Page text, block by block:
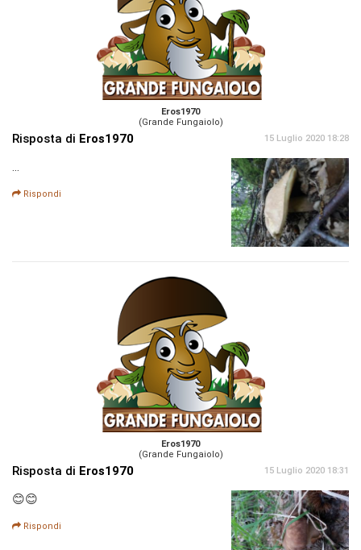
Eros1970
(Grande Fungaiolo)
Risposta di Eros1970 15 Luglio 2020 18:28
...
Rispondi
Eros1970
(Grande Fungaiolo)
Risposta di Eros1970 15 Luglio 2020 18:31
😊😊
Rispondi